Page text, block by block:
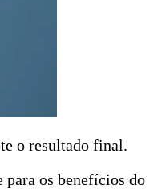
o resultado final.
para os benefícios do